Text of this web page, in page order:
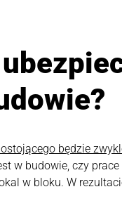
będzie
w budowie, czy
w bloku. W